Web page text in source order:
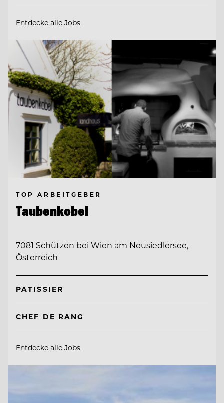
Entdecke alle Jobs
TOP ARBEITGEBER
Taubenkobel
7081 Schützen bei Wien am Neusiedlersee,
Österreich
PATISSIER
CHEF DE RANG
Entdecke alle Jobs